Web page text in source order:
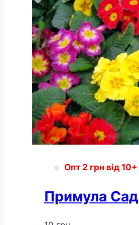
Опт 2 грн від
Примула